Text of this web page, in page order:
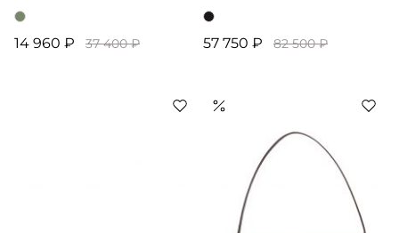
14 960 ₽ 37 400 ₽ 57 750 ₽ 82 500 ₽